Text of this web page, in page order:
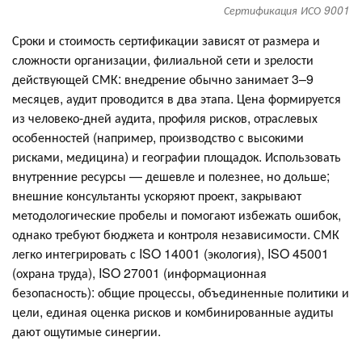
Сертификация ИСО 9001
Сроки и стоимость сертификации зависят от размера и
сложности организации, филиальной сети и зрелости
действующей СМК: внедрение обычно занимает 3–9
месяцев, аудит проводится в два этапа. Цена формируется
из человеко-дней аудита, профиля рисков, отраслевых
особенностей (например, производство с высокими
рисками, медицина) и географии площадок. Использовать
внутренние ресурсы — дешевле и полезнее, но дольше;
внешние консультанты ускоряют проект, закрывают
методологические пробелы и помогают избежать ошибок,
однако требуют бюджета и контроля независимости. СМК
легко интегрировать с ISO 14001 (экология), ISO 45001
(охрана труда), ISO 27001 (информационная
безопасность): общие процессы, объединенные политики и
цели, единая оценка рисков и комбинированные аудиты
дают ощутимые синергии.